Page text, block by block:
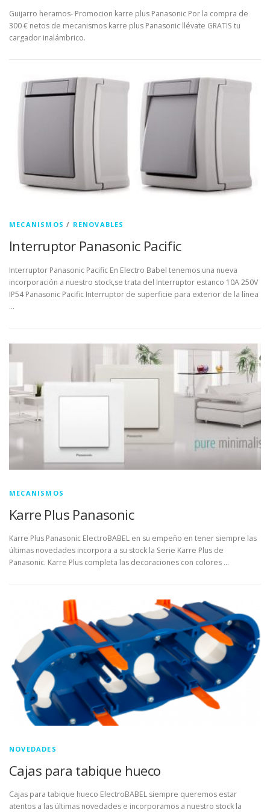
Guijarro heramos- Promocion karre plus Panasonic Por la compra de
300 € netos de mecanismos karre plus Panasonic llévate GRATIS tu
cargador inalámbrico.
MECANISMOS / RENOVABLES
Interruptor Panasonic Pacific
Interruptor Panasonic Pacific En Electro Babel tenemos una nueva
incorporación a nuestro stock,se trata del Interruptor estanco 10A 250V
IP54 Panasonic Pacific Interruptor de superficie para exterior de la línea
…
MECANISMOS
Karre Plus Panasonic
Karre Plus Panasonic ElectroBABEL en su empeño en tener siempre las
últimas novedades incorpora a su stock la Serie Karre Plus de
Panasonic. Karre Plus completa las decoraciones con colores …
NOVEDADES
Cajas para tabique hueco
Cajas para tabique hueco ElectroBABEL siempre queremos estar
atentos a las últimas novedades e incorporamos a nuestro stock la